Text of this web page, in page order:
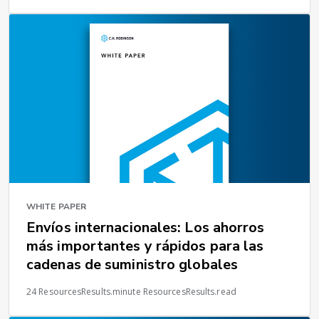
WHITE PAPER
Envíos internacionales: Los ahorros
más importantes y rápidos para las
cadenas de suministro globales
24 ResourcesResults.minute ResourcesResults.read